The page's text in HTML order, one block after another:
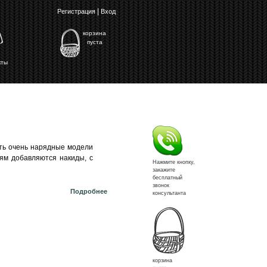
Регистрация Вход
корзина
пуста
Нажмите кнопку,
закажите
бесплатный
звонок
консультанта
корзина
очень нарядные модели
добавляются накиды, с
Подробнее о Ажурные узоры спицами